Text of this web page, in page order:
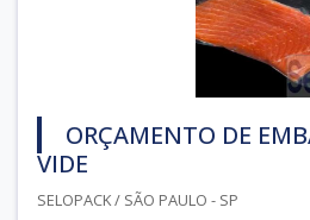
ORÇAMENTO DE
VIDE
SELOPACK / SÃO PAULO - SP